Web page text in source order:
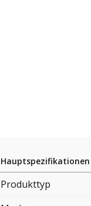
Hauptspezifikationen
Produkttyp